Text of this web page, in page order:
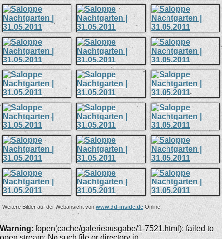
Weitere Bilder auf der Webansicht vonwww.dd-inside.de Online.
Warning: fopen(cache/galerieausgabe/1-7521.html): failed to
open stream: No such file or directory in